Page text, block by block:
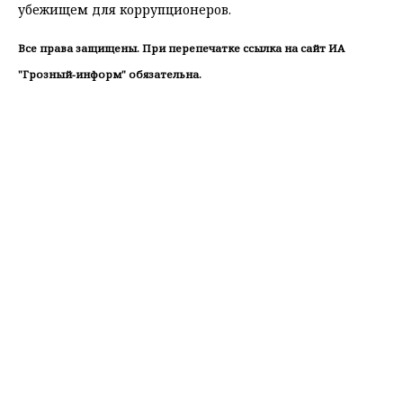
убежищем для коррупционеров.
Все права защищены. При перепечатке ссылка на сайт ИА
"Грозный-информ" обязательна.